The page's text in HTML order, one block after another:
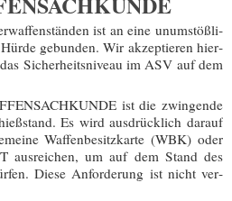
ist an eine unum­stöß­li­
gebun­den. Wir akzep­tie­ren hier­
Sicher­heits­ni­veau im ASV auf dem
ist die zwin­gen­de
Es wird aus­drück­lich dar­auf
Waf­fen­be­sitz­kar­te (WBK) oder
aus­rei­chen, um auf dem Stand des
Die­se Anfor­de­rung ist nicht ver­